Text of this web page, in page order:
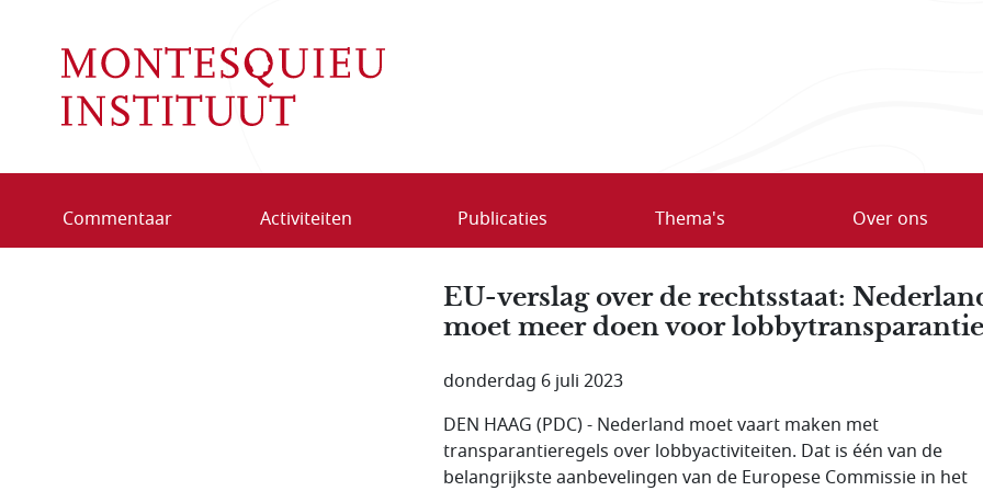
Commentaar Activiteiten Publicaties Thema's Over ons
EU-verslag over de rechtsstaat:
moet meer doen voor lobbytransparantie
donderdag 6 juli 2023
DEN HAAG (PDC) - Nederland moet vaart maken met
transparantieregels over lobbyactiviteiten. Dat is één van de
belangrijkste aanbevelingen van de Europese Commissie in het